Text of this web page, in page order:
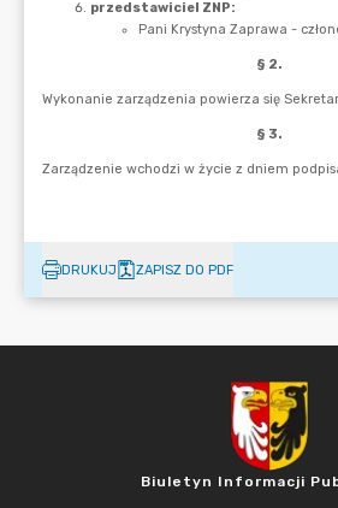
DRUKUJ ZAPISZ DO PDF
Biuletyn Informacji